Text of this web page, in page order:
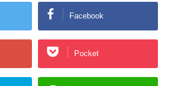
Facebook
Pocket